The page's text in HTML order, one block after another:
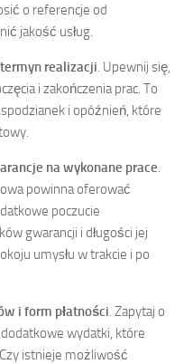
o referencje od
jakość usług.
termyn realizacji . Upewnij się,
i zakończenia prac. To
i opóźnień, które
na wykonane prace
powinna oferować
poczucie
gwarancji i długości jej
umysłu w trakcie i po
i form płatności . Zapytaj o
wydatki, które
istnieje możliwość